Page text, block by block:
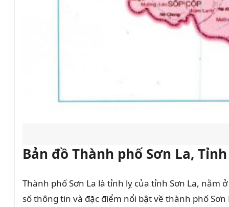
Bản đồ Thành phố Sơn La,
Thành phố Sơn La là tỉnh lỵ của tỉnh Sơn La, nằm
số thông tin và đặc điểm nổi bật về thành phố Sơn